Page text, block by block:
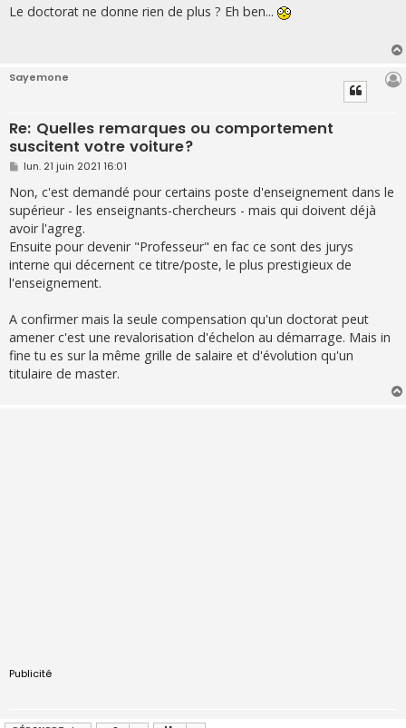
s
s
Le doctorat ne donne rien de plus ? Eh ben...
Sayemone
Re: Quelles remarques ou comportement
suscitent votre voiture?
M
s
s
a
g
e
lun. 21 juin 2021 16:01
Non, c'est demandé pour certains poste d'enseignement dans le
supérieur - les enseignants-chercheurs - mais qui doivent déjà
avoir l'agreg.
Ensuite pour devenir "Professeur" en fac ce sont des jurys
interne qui décernent ce titre/poste, le plus prestigieux de
l'enseignement.
A confirmer mais la seule compensation qu'un doctorat peut
amener c'est une revalorisation d'échelon au démarrage. Mais in
fine tu es sur la même grille de salaire et d'évolution qu'un
titulaire de master.
Publicité